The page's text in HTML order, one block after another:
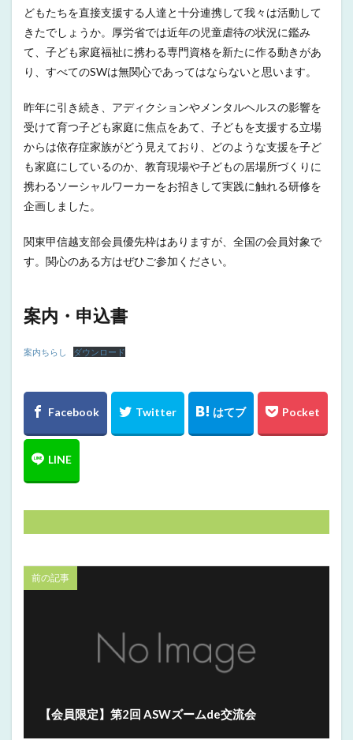
どもたちを直接支援する人達と十分連携して我々は活動して
きたでしょうか。厚労省では近年の児童虐待の状況に鑑み
て、子ども家庭福祉に携わる専門資格を新たに作る動きがあ
り、すべてのSWは無関心であってはならないと思います。
昨年に引き続き、アディクションやメンタルヘルスの影響を
受けて育つ子ども家庭に焦点をあて、子どもを支援する立場
からは依存症家族がどう見えており、どのような支援を子ど
も家庭にしているのか、教育現場や子どもの居場所づくりに
携わるソーシャルワーカーをお招きして実践に触れる研修を
企画しました。
関東甲信越支部会員優先枠はありますが、全国の会員対象で
す。関心のある方はぜひご参加ください。
案内・申込書
案内ちらし ダウンロード
前の記事
【会員限定】第2回 ASWズームde交流会